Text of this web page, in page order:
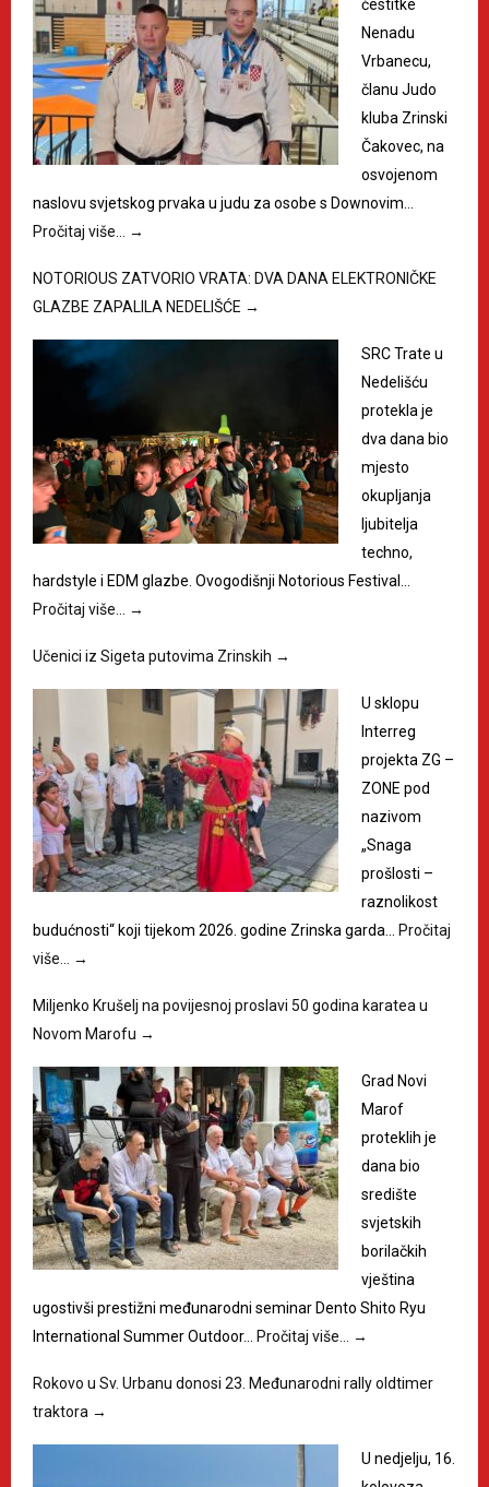
čestitke
Nenadu
Vrbanecu,
članu Judo
kluba Zrinski
Čakovec, na
osvojenom
naslovu svjetskog prvaka u judu za osobe s Downovim…
Pročitaj više… →
NOTORIOUS ZATVORIO VRATA: DVA DANA ELEKTRONIČKE
GLAZBE ZAPALILA NEDELIŠĆE →
SRC Trate u
Nedelišću
protekla je
dva dana bio
mjesto
okupljanja
ljubitelja
techno,
hardstyle i EDM glazbe. Ovogodišnji Notorious Festival…
Pročitaj više… →
Učenici iz Sigeta putovima Zrinskih →
U sklopu
Interreg
projekta ZG –
ZONE pod
nazivom
„Snaga
prošlosti –
raznolikost
budućnosti“ koji tijekom 2026. godine Zrinska garda… Pročitaj
više… →
Miljenko Krušelj na povijesnoj proslavi 50 godina karatea u
Novom Marofu →
Grad Novi
Marof
proteklih je
dana bio
središte
svjetskih
borilačkih
vještina
ugostivši prestižni međunarodni seminar Dento Shito Ryu
International Summer Outdoor… Pročitaj više… →
Rokovo u Sv. Urbanu donosi 23. Međunarodni rally oldtimer
traktora →
U nedjelju, 16.